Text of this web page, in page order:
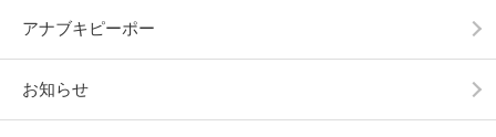
アナブキピーポー
お知らせ